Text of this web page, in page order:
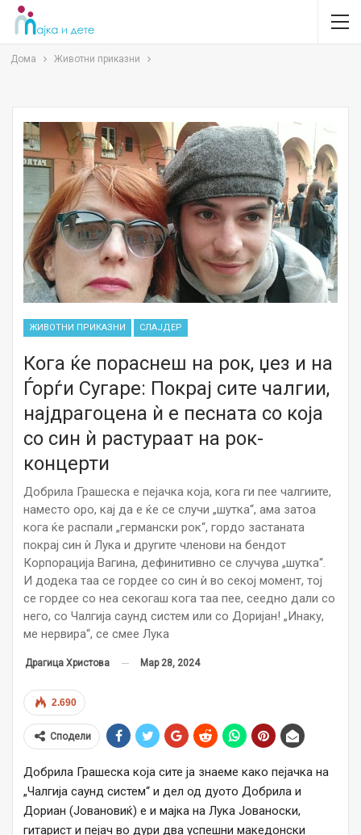
Дома Животни приказни
ЖИВОТНИ ПРИКАЗНИ СЛАЈДЕР
Кога ќе пораснеш на рок, џез и на
Ѓорѓи Сугаре: Покрај сите чалгии,
најдрагоцена ѝ е песната со која
со син ѝ растураат на рок-
концерти
Добрила Грашеска е пејачка која, кога ги пее чалгиите,
наместо оро, кај да е ќе се случи „шутка“, ама затоа
кога ќе распали „германски рок“, гордо застаната
покрај син ѝ Лука и другите членови на бендот
Корпорација Вагина, дефинитивно се случува „шутка“.
И додека таа се гордее со син ѝ во секој момент, тој
се гордее со неа секогаш кога таа пее, сеедно дали со
него, со Чалгија саунд систем или со Доријан! „Инаку,
ме нервира“, се смее Лука
Драгица Христова Мар 28, 2024
2.690
Сподели
Добрила Грашеска која сите ја знаеме како пејачка на
„Чалгија саунд систем“ и дел од дуото Добрила и
Дориан (Јовановиќ) е и мајка на Лука Јованоски,
гитарист и пејач во дури два успешни македонски